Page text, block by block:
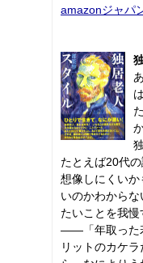
amazonジャパ
たとえば20代
想像しにくい
いのかわから
たいことを我
――「年取った
リットのカケ